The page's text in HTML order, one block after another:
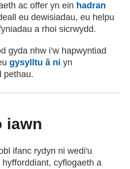
ac offer yn ein hadran
eu dewisiadau, eu helpu
a rhoi sicrwydd.
gyda nhw i’w hapwyntiad
gysylltu â ni yn
pethau.
iawn
ifanc rydyn ni wedi'u
cyflogaeth a